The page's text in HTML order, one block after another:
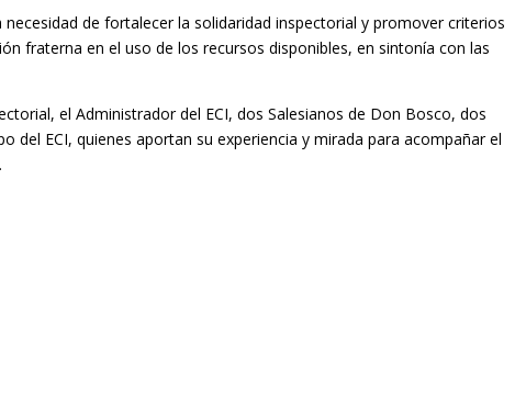
de fortalecer la solidaridad inspectorial y promover criterios
fraterna en el uso de los recursos disponibles, en sintonía con las
el Administrador del ECI, dos Salesianos de Don Bosco, dos
del ECI, quienes aportan su experiencia y mirada para acompañar el